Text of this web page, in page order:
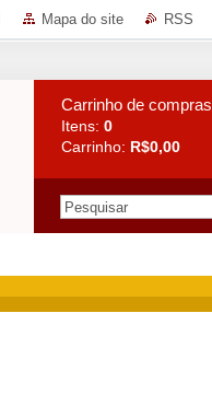
Mapa do site RSS
Carrinho de compras
Itens: 0
Carrinho: R$0,00